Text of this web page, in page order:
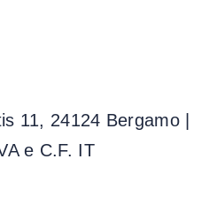
11, 24124 Bergamo
e C.F. IT